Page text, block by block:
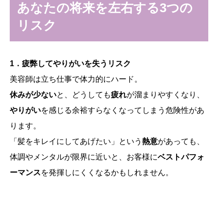
あなたの将来を左右する3つの
リスク
1．疲弊してやりがいを失うリスク
美容師は立ち仕事で体力的にハード。
休みが少ないと、どうしても疲れが溜まりやすくなり、
やりがいを感じる余裕すらなくなってしまう危険性があ
ります。
「髪をキレイにしてあげたい」という 熱意があっても、
体調やメンタルが限界に近いと、お客様にベストパフォ
ーマンスを発揮しにくくなるかもしれません。